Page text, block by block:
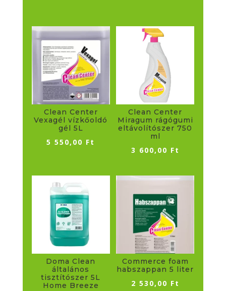
Clean Center
Vexagél vízkőoldó
gél 5L
5 550,00 Ft
Clean Center
Miragum rágógumi
eltávolítószer 750
ml
3 600,00 Ft
Doma Clean
általános
tisztítószer 5L
Home Breeze
Commerce foam
habszappan 5 liter
2 530,00 Ft